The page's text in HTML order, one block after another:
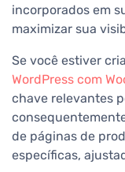
incorporados em
maximizar sua
Se você estiver
WordPress com
chave relevantes
de páginas de
específicas,